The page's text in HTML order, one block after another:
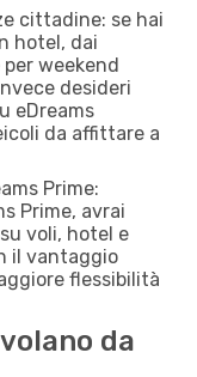
cittadine: se hai
hotel, dai
weekend
desideri
eDreams
da affittare a
Prime:
Prime, avrai
voli, hotel e
il vantaggio
flessibilità
da